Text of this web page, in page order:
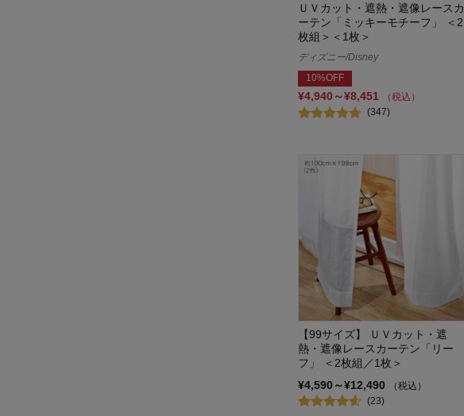
ＵＶカット・遮熱・遮像レースカ
ーテン「ミッキーモチーフ」 ＜2
枚組＞＜1枚＞
ディズニー/Disney
10%OFF
¥4,940～¥8,451
（税込）
(347)
【99サイズ】 ＵＶカット・遮
熱・遮像レースカーテン「リー
フ」 ＜2枚組／1枚＞
¥4,590～¥12,490
（税込）
(23)